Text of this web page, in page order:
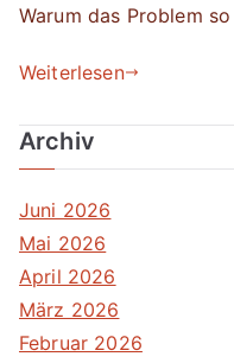
Warum das Problem
Weiterlesen
Archiv
Juni 2026
Mai 2026
April 2026
März 2026
Februar 2026